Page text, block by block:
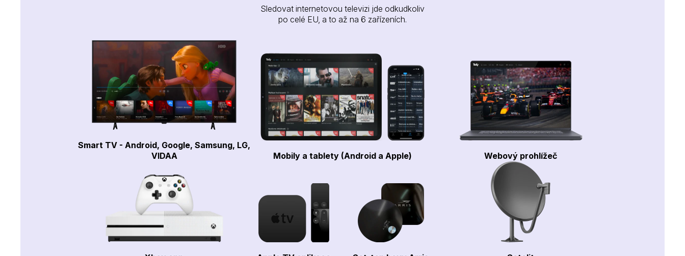
Sledovat internetovou televizi jde odkudkoliv
po celé EU, a to až na 6 zařízeních.
Smart TV - Android, Google, Samsung, LG,
VIDAA
Mobily a tablety (Android a Apple) Webový prohlížeč